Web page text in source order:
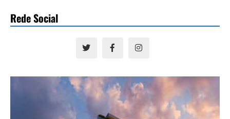
Rede Social